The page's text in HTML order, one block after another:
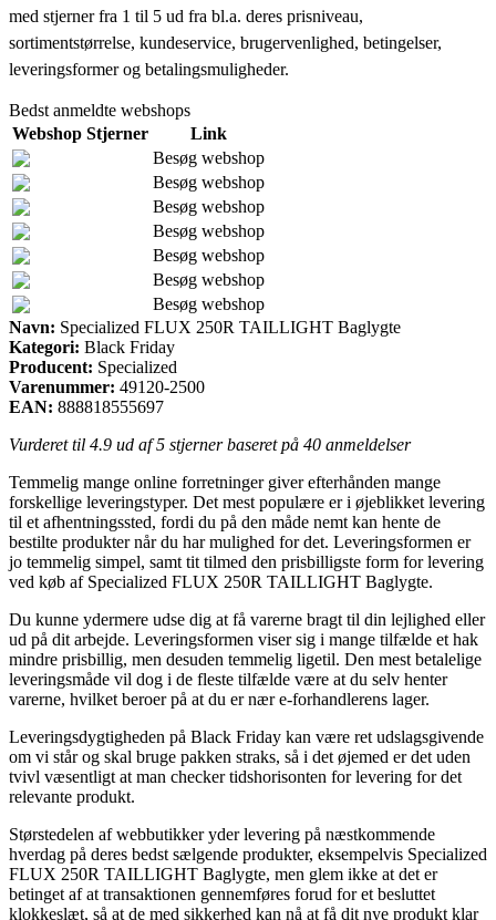
med stjerner fra 1 til 5 ud fra bl.a. deres prisniveau,
sortimentstørrelse, kundeservice, brugervenlighed, betingelser,
leveringsformer og betalingsmuligheder.
Bedst anmeldte webshops
Webshop Stjerner
Link
Besøg webshop
Besøg webshop
Besøg webshop
Besøg webshop
Besøg webshop
Besøg webshop
Besøg webshop
Navn: Specialized FLUX 250R TAILLIGHT Baglygte
Kategori: Black Friday
Producent: Specialized
Varenummer: 49120-2500
EAN: 888818555697
Vurderet til 4.9 ud af 5 stjerner baseret på 40 anmeldelser
Temmelig mange online forretninger giver efterhånden mange
forskellige leveringstyper. Det mest populære er i øjeblikket levering
til et afhentningssted, fordi du på den måde nemt kan hente de
bestilte produkter når du har mulighed for det. Leveringsformen er
jo temmelig simpel, samt tit tilmed den prisbilligste form for levering
ved køb af Specialized FLUX 250R TAILLIGHT Baglygte.
Du kunne ydermere udse dig at få varerne bragt til din lejlighed eller
ud på dit arbejde. Leveringsformen viser sig i mange tilfælde et hak
mindre prisbillig, men desuden temmelig ligetil. Den mest betalelige
leveringsmåde vil dog i de fleste tilfælde være at du selv henter
varerne, hvilket beroer på at du er nær e-forhandlerens lager.
Leveringsdygtigheden på Black Friday kan være ret udslagsgivende
om vi står og skal bruge pakken straks, så i det øjemed er det uden
tvivl væsentligt at man checker tidshorisonten for levering for det
relevante produkt.
Størstedelen af webbutikker yder levering på næstkommende
hverdag på deres bedst sælgende produkter, eksempelvis Specialized
FLUX 250R TAILLIGHT Baglygte, men glem ikke at det er
betinget af at transaktionen gennemføres forud for et besluttet
klokkeslæt, så at de med sikkerhed kan nå at få dit nye produkt klar